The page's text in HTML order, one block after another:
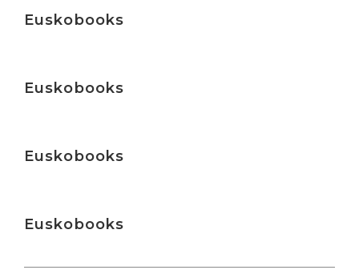
Euskobooks
Euskobooks
Euskobooks
Euskobooks